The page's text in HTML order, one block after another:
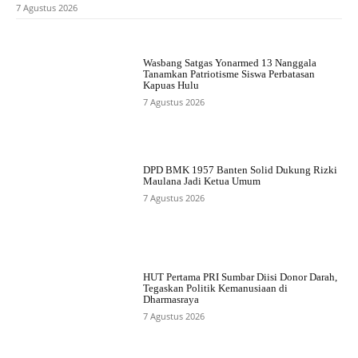
7 Agustus 2026
Wasbang Satgas Yonarmed 13 Nanggala
Tanamkan Patriotisme Siswa Perbatasan
Kapuas Hulu
7 Agustus 2026
DPD BMK 1957 Banten Solid Dukung Rizki
Maulana Jadi Ketua Umum
7 Agustus 2026
HUT Pertama PRI Sumbar Diisi Donor Darah,
Tegaskan Politik Kemanusiaan di
Dharmasraya
7 Agustus 2026